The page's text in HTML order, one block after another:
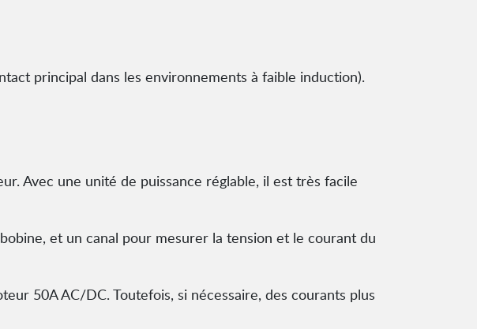
principal dans les environnements à faible induction).
Avec une unité de puissance réglable, il est très facile
et un canal pour mesurer la tension et le courant du
50A AC/DC. Toutefois, si nécessaire, des courants plus